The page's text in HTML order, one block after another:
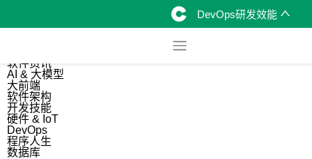
DevOps研发效能
软件资讯
AI & 大模型
大前端
软件架构
开发技能
硬件 & IoT
DevOps
程序人生
数据库